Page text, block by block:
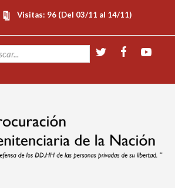
Visitas: 96 (Del 03/11 al 14/11)